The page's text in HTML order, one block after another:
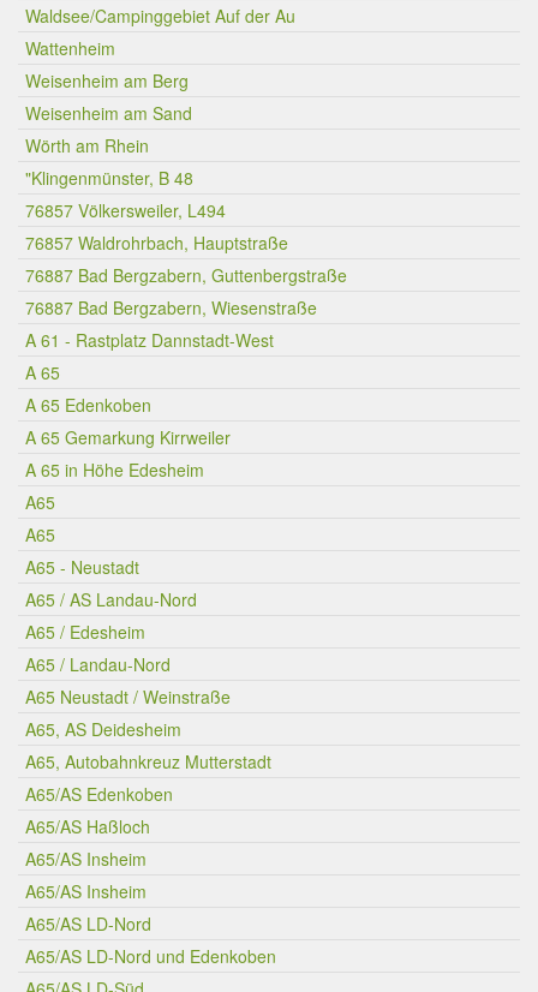
Waldsee/Campinggebiet Auf der Au
Wattenheim
Weisenheim am Berg
Weisenheim am Sand
Wörth am Rhein
"Klingenmünster, B 48
76857 Völkersweiler, L494
76857 Waldrohrbach, Hauptstraße
76887 Bad Bergzabern, Guttenbergstraße
76887 Bad Bergzabern, Wiesenstraße
A 61 - Rastplatz Dannstadt-West
A 65
A 65 Edenkoben
A 65 Gemarkung Kirrweiler
A 65 in Höhe Edesheim
A65
A65
A65 - Neustadt
A65 / AS Landau-Nord
A65 / Edesheim
A65 / Landau-Nord
A65 Neustadt / Weinstraße
A65, AS Deidesheim
A65, Autobahnkreuz Mutterstadt
A65/AS Edenkoben
A65/AS Haßloch
A65/AS Insheim
A65/AS Insheim
A65/AS LD-Nord
A65/AS LD-Nord und Edenkoben